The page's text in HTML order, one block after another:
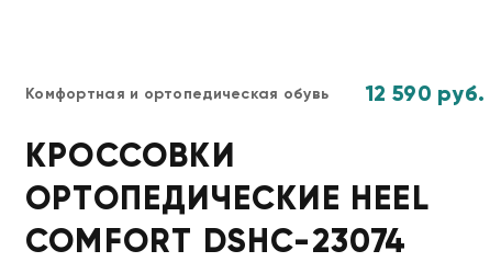
Комфортная и ортопедическая обувь 12 590 руб.
КРОССОВКИ
ОРТОПЕДИЧЕСКИЕ HEEL
COMFORT DSHC-23074